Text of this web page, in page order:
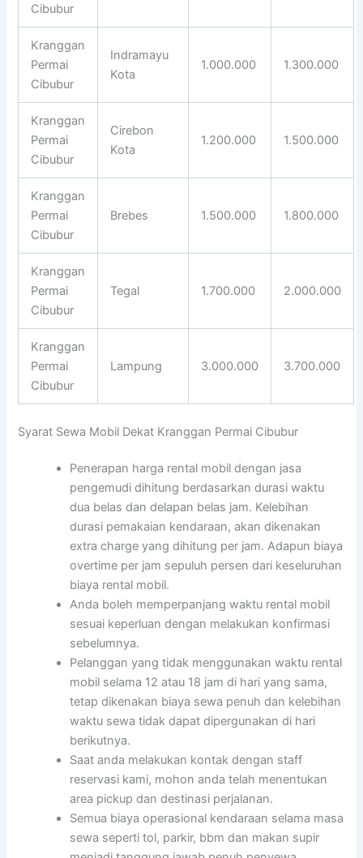
Cibubur
Kranggan
Permai
Cibubur
Indramayu
Kota
1.000.000 1.300.000
Kranggan
Permai
Cibubur
Cirebon
Kota
1.200.000 1.500.000
Kranggan
Permai
Cibubur
Brebes 1.500.000 1.800.000
Kranggan
Permai
Cibubur
Tegal 1.700.000 2.000.000
Kranggan
Permai
Cibubur
Lampung 3.000.000 3.700.000
Syarat Sewa Mobil Dekat Kranggan Permai Cibubur
Penerapan harga rental mobil dengan jasa
pengemudi dihitung berdasarkan durasi waktu
dua belas dan delapan belas jam. Kelebihan
durasi pemakaian kendaraan, akan dikenakan
extra charge yang dihitung per jam. Adapun biaya
overtime per jam sepuluh persen dari keseluruhan
biaya rental mobil.
Anda boleh memperpanjang waktu rental mobil
sesuai keperluan dengan melakukan konfirmasi
sebelumnya.
Pelanggan yang tidak menggunakan waktu rental
mobil selama 12 atau 18 jam di hari yang sama,
tetap dikenakan biaya sewa penuh dan kelebihan
waktu sewa tidak dapat dipergunakan di hari
berikutnya.
Saat anda melakukan kontak dengan staff
reservasi kami, mohon anda telah menentukan
area pickup dan destinasi perjalanan.
Semua biaya operasional kendaraan selama masa
sewa seperti tol, parkir, bbm dan makan supir